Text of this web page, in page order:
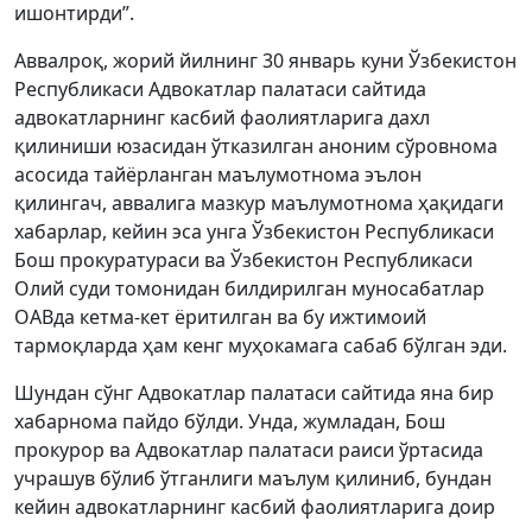
ишонтирди”.
Аввалроқ, жорий йилнинг 30 январь куни Ўзбекистон
Республикаси Адвокатлар палатаси сайтида
адвокатларнинг касбий фаолиятларига дахл
қилиниши юзасидан ўтказилган аноним сўровнома
асосида тайёрланган маълумотнома эълон
қилингач, аввалига мазкур маълумотнома ҳақидаги
хабарлар, кейин эса унга Ўзбекистон Республикаси
Бош прокуратураси ва Ўзбекистон Республикаси
Олий суди томонидан билдирилган муносабатлар
ОАВда кетма-кет ёритилган ва бу ижтимоий
тармоқларда ҳам кенг муҳокамага сабаб бўлган эди.
Шундан сўнг Адвокатлар палатаси сайтида яна бир
хабарнома пайдо бўлди. Унда, жумладан, Бош
прокурор ва Адвокатлар палатаси раиси ўртасида
учрашув бўлиб ўтганлиги маълум қилиниб, бундан
кейин адвокатларнинг касбий фаолиятларига доир